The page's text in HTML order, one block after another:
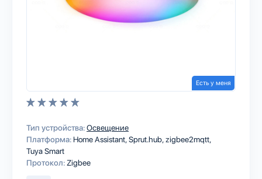
Есть у меня
Тип устройства:Освещение
Платформа: Home AssistantSprut.hubzigbee2mqtt
Tuya Smart
Протокол: Zigbee